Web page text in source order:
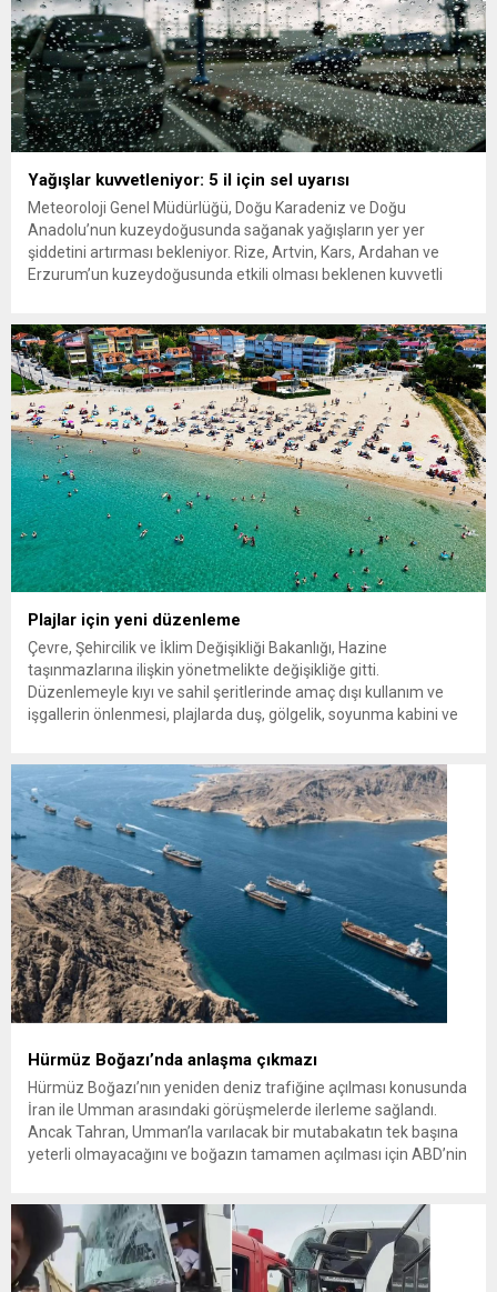
Yağışlar kuvvetleniyor: 5 il için sel uyarısı
Meteoroloji Genel Müdürlüğü, Doğu Karadeniz ve Doğu
Anadolu’nun kuzeydoğusunda sağanak yağışların yer yer
şiddetini artırması bekleniyor. Rize, Artvin, Kars, Ardahan ve
Erzurum’un kuzeydoğusunda etkili olması beklenen kuvvetli
gök gürültülü sağanak yağış beklendiğini açıkladı....
Plajlar için yeni düzenleme
Çevre, Şehircilik ve İklim Değişikliği Bakanlığı, Hazine
taşınmazlarına ilişkin yönetmelikte değişikliğe gitti.
Düzenlemeyle kıyı ve sahil şeritlerinde amaç dışı kullanım ve
işgallerin önlenmesi, plajlarda duş, gölgelik, soyunma kabini ve
Gazete’de yayımlandı. Çevre, Şehircilik ve İklim...
Hürmüz Boğazı’nda anlaşma çıkmazı
Hürmüz Boğazı’nın yeniden deniz trafiğine açılması konusunda
İran ile Umman arasındaki görüşmelerde ilerleme sağlandı.
Ancak Tahran, Umman’la varılacak bir mutabakatın tek başına
yeterli olmayacağını ve boğazın tamamen açılması için ABD’nin
Arakçi, Tahran ile Maskat’ın boğazdaki gemi...